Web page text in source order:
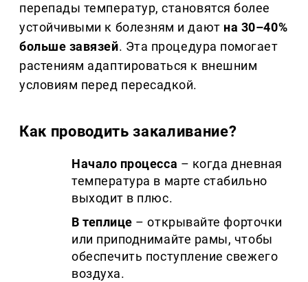
перепады температур, становятся более
устойчивыми к болезням и дают на 30–40%
больше завязей. Эта процедура помогает
растениям адаптироваться к внешним
условиям перед пересадкой.
Как проводить закаливание?
Начало процесса – когда дневная
температура в марте стабильно
выходит в плюс.
В теплице – открывайте форточки
или приподнимайте рамы, чтобы
обеспечить поступление свежего
воздуха.